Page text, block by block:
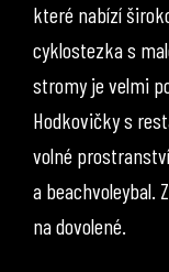
které nabízí
cyklostezka s
stromy je velmi
Hodkovičky s
volné
a beachvoleybal.
na dovolené.